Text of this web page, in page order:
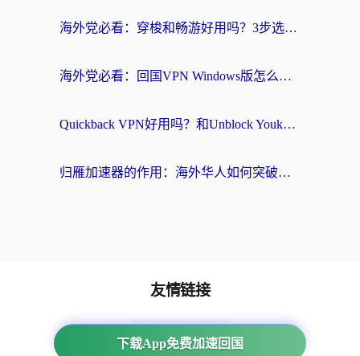
海外党必看：穿梭和畅游好用吗？3步选对回国加速器，无缝刷国内剧玩国服
海外党必看：回国VPN Windows版怎么选？3步找到最适合你的无缝访问方案
Quickback VPN好用吗？和Unblock YoukuVPN对比哪个回国效果更好？海外党无缝访问国内资源的实用指南
归雁加速器的作用：海外华人如何突破地域限制，无缝拥抱国内资源？
下载App免费加速回国
友情链接
海外回国加速器